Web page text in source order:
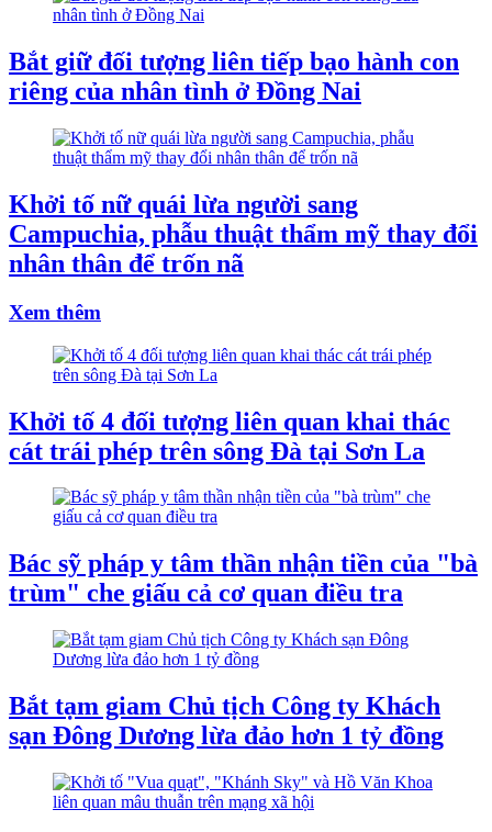
Bắt giữ đối tượng liên tiếp bạo hành con
riêng của nhân tình ở Đồng Nai
Khởi tố nữ quái lừa người sang
Campuchia, phẫu thuật thẩm mỹ thay đổi
nhân thân để trốn nã
Xem thêm
Khởi tố 4 đối tượng liên quan khai thác
cát trái phép trên sông Đà tại Sơn La
Bác sỹ pháp y tâm thần nhận tiền của "bà
trùm" che giấu cả cơ quan điều tra
Bắt tạm giam Chủ tịch Công ty Khách
sạn Đông Dương lừa đảo hơn 1 tỷ đồng